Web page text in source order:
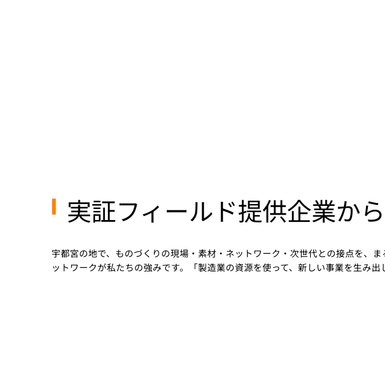
宇都宮の地で、ものづくりの現場・素材・ネットワーク・次世代との接点を、
ットワークが私たちの強みです。「製造業の資源を使って、新しい事業を生み
実証フィールド提供企業か